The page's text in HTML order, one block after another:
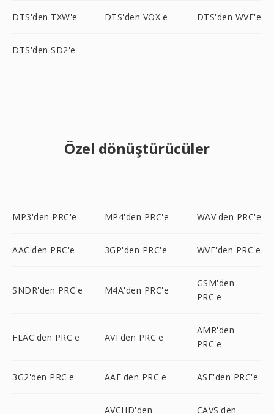
DTS'den TXW'e DTS'den VOX'e DTS'den WVE'e
DTS'den SD2'e
Özel dönüştürücüler
MP3'den PRC'e MP4'den PRC'e WAV'den PRC'e
AAC'den PRC'e 3GP'den PRC'e WVE'den PRC'e
SNDR'den PRC'e M4A'den PRC'e
GSM'den
PRC'e
FLAC'den PRC'e AVI'den PRC'e
AMR'den
PRC'e
3G2'den PRC'e AAF'den PRC'e ASF'den PRC'e
AVCHD'den
CAVS'den